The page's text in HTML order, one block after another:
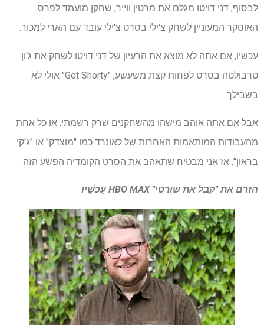
לבסוף, דני דויטו מגלם את מרטין ווייר, שחקן מועמד לפרס
האוסקר המעוניין לשחק צ'ילי בסרט צ'ילי עובד עם הארי למכור.
עכשיו, אם אתה לא מוצא את הרעיון של דני דויטו לשחק את ג'ון
טרבולטה בסרט לפחות קצת משעשע, "Get Shorty" אולי לא
בשבילך.
אבל אם אתה אוהב מישהו מהשחקנים שרק רשמתי, או כל אחת
מהעבודות המותאמות האחרות של לאונרד כמו "מוצדק" או "ג'קי
בראון", אז אני מבטיח שתאהב את הסרט הקומדיה הפשע הזה.
הזרם את "קבל את שורטי"HBO MAX עַכשָׁיו